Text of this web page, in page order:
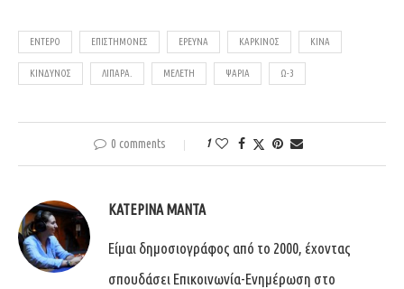
ΈΝΤΕΡΟ ΕΠΙΣΤΉΜΟΝΕΣ ΈΡΕΥΝΑ ΚΑΡΚΊΝΟΣ ΚΊΝΑ
ΚΊΝΔΥΝΟΣ ΛΙΠΑΡΆ. ΜΕΛΈΤΗ ΨΆΡΙΑ Ω-3
0 comments 1
ΚΑΤΕΡΊΝΑ ΜΑΝΤΆ
Είμαι δημοσιογράφος από το 2000, έχοντας
σπουδάσει Επικοινωνία-Ενημέρωση στο